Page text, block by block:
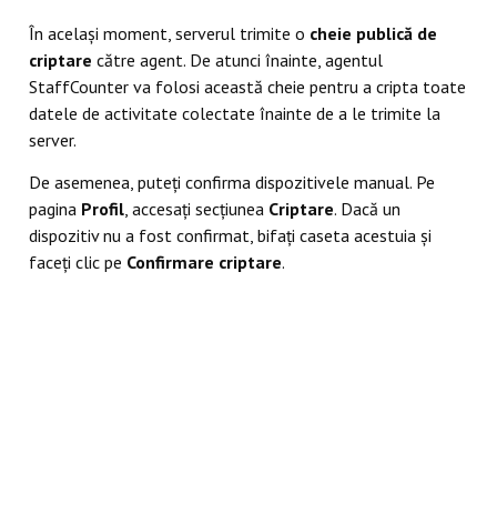
În același moment, serverul trimite o cheie publică de
criptare către agent. De atunci înainte, agentul
StaffCounter va folosi această cheie pentru a cripta toate
datele de activitate colectate înainte de a le trimite la
server.
De asemenea, puteți confirma dispozitivele manual. Pe
pagina Profil, accesați secțiunea Criptare. Dacă un
dispozitiv nu a fost confirmat, bifați caseta acestuia și
faceți clic pe Confirmare criptare.